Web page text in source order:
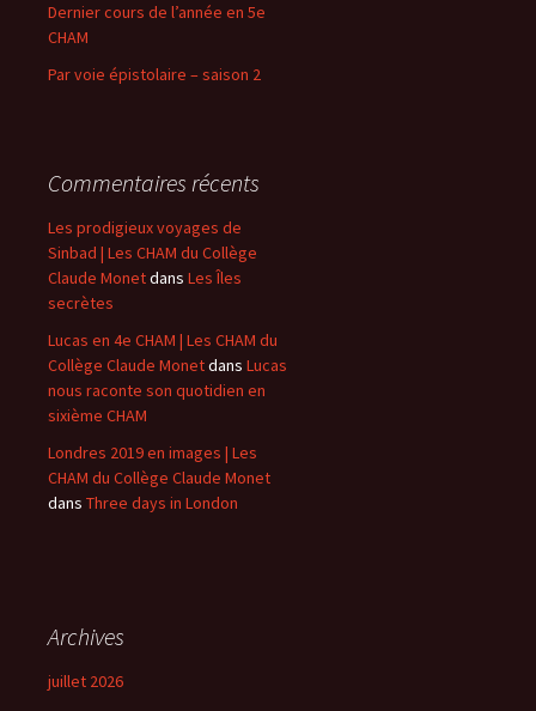
Dernier cours de l’année en 5e
CHAM
Par voie épistolaire – saison 2
Commentaires récents
Les prodigieux voyages de
Sinbad | Les CHAM du Collège
Claude Monetdans Les Îles
secrètes
Lucas en 4e CHAM | Les CHAM du
Collège Claude Monetdans Lucas
nous raconte son quotidien en
sixième CHAM
Londres 2019 en images | Les
CHAM du Collège Claude Monet
dans Three days in London
Archives
juillet 2026